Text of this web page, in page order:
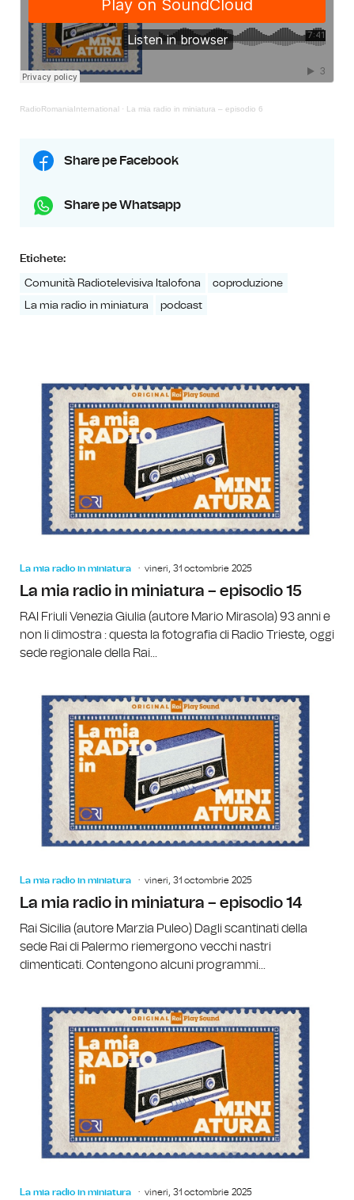
RadioRomaniaInternational · La mia radio in miniatura – episodio 6
Share pe Facebook
Share pe Whatsapp
Etichete:
Comunità Radiotelevisiva Italofona
coproduzione
La mia radio in miniatura
podcast
La mia radio in miniatura vineri, 31 octombrie 2025
La mia radio in miniatura – episodio 15
RAI Friuli Venezia Giulia (autore Mario Mirasola) 93 anni e
non li dimostra : questa la fotografia di Radio Trieste, oggi
sede regionale della Rai...
La mia radio in miniatura vineri, 31 octombrie 2025
La mia radio in miniatura – episodio 14
Rai Sicilia (autore Marzia Puleo) Dagli scantinati della
sede Rai di Palermo riemergono vecchi nastri
dimenticati. Contengono alcuni programmi...
La mia radio in miniatura vineri, 31 octombrie 2025